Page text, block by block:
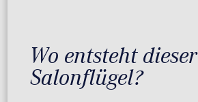
Wo entsteht dieser
Salonflügel?